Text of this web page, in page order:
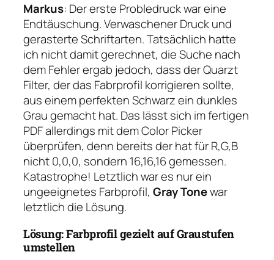
Markus: Der erste Probledruck war eine
Endtäuschung. Verwaschener Druck und
gerasterte Schriftarten. Tatsächlich hatte
ich nicht damit gerechnet, die Suche nach
dem Fehler ergab jedoch, dass der Quarzt
Filter, der das Fabrprofil korrigieren sollte,
aus einem perfekten Schwarz ein dunkles
Grau gemacht hat. Das lässt sich im fertigen
PDF allerdings mit dem Color Picker
überprüfen, denn bereits der hat für R,G,B
nicht 0,0,0, sondern 16,16,16 gemessen.
Katastrophe! Letztlich war es nur ein
ungeeignetes Farbprofil, Gray Tonewar
letztlich die Lösung.
Lösung: Farbprofil gezielt auf Graustufen
umstellen